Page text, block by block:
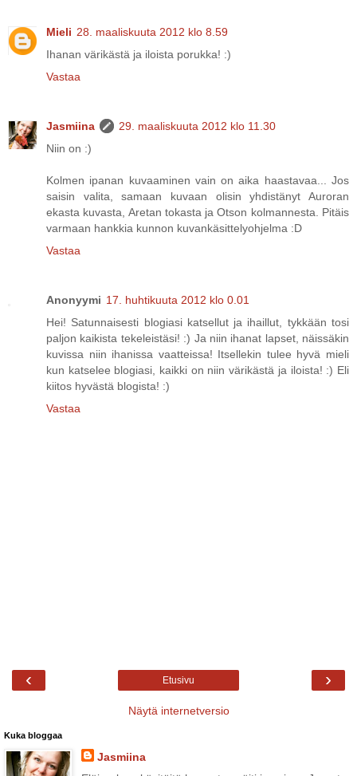
Mieli 28. maaliskuuta 2012 klo 8.59
Ihanan värikästä ja iloista porukka! :)
Vastaa
Jasmiina
29. maaliskuuta 2012 klo 11.30
Niin on :)
Kolmen ipanan kuvaaminen vain on aika haastavaa... Jos
saisin valita, samaan kuvaan olisin yhdistänyt Auroran
ekasta kuvasta, Aretan tokasta ja Otson kolmannesta. Pitäis
varmaan hankkia kunnon kuvankäsittelyohjelma :D
Vastaa
Anonyymi 17. huhtikuuta 2012 klo 0.01
Hei! Satunnaisesti blogiasi katsellut ja ihaillut, tykkään tosi
paljon kaikista tekeleistäsi! :) Ja niin ihanat lapset, näissäkin
kuvissa niin ihanissa vaatteissa! Itsellekin tulee hyvä mieli
kun katselee blogiasi, kaikki on niin värikästä ja iloista! :) Eli
kiitos hyvästä blogista! :)
Vastaa
‹ ›
Etusivu
Näytä internetversio
Kuka bloggaa
Jasmiina